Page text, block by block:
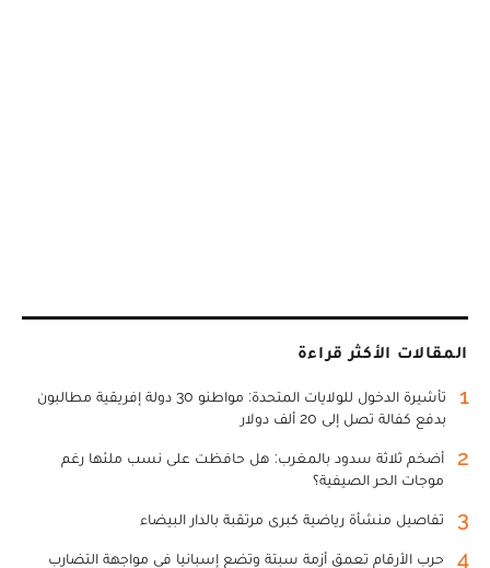
المقالات الأكثر قراءة
1
تأشيرة الدخول للولايات المتحدة: مواطنو 30 دولة إفريقية مطالبون
بدفع كفالة تصل إلى 20 ألف دولار
2
أضخم ثلاثة سدود بالمغرب: هل حافظت على نسب ملئها رغم
موجات الحر الصيفية؟
3 تفاصيل منشأة رياضية كبرى مرتقبة بالدار البيضاء
4 حرب الأرقام تعمق أزمة سبتة وتضع إسبانيا في مواجهة التضارب